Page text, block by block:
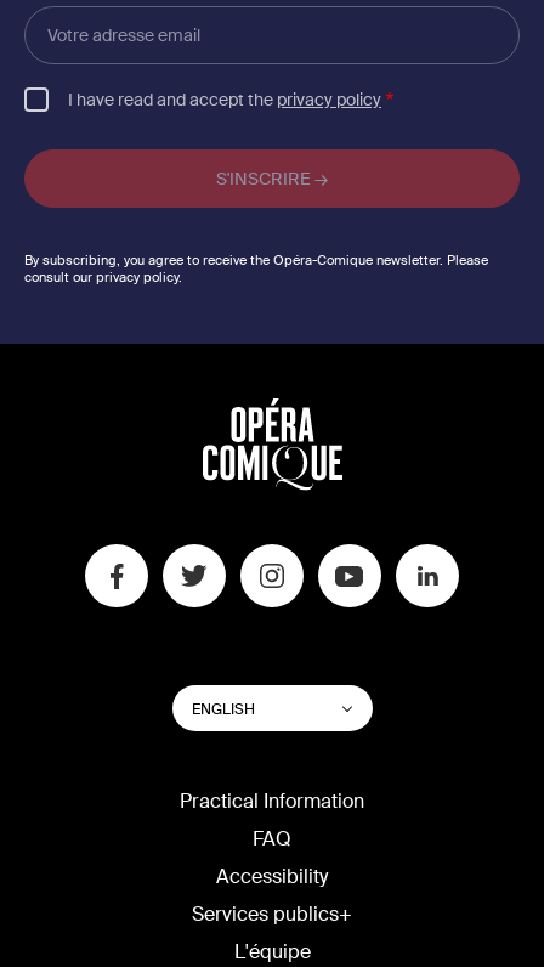
Votre
adresse
email
I have read and accept the privacy policy
By subscribing, you agree to receive the Opéra-Comique newsletter. Please
consult our privacy policy.
SWITCH
WEBSITE
LANGUAGE
ENGLISH List additional actions
Practical Information
FAQ
Accessibility
Services publics+
L'équipe